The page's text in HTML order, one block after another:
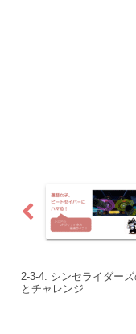
2-3-4. シンセライダー
とチャレンジ